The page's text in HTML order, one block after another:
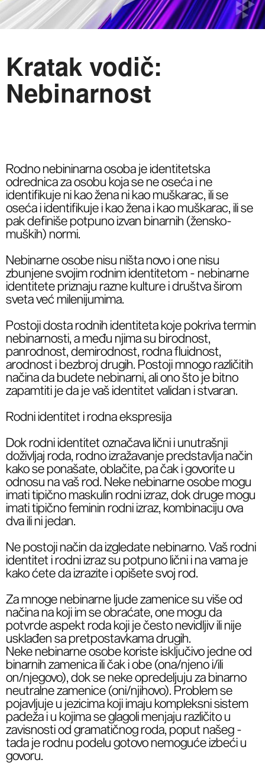
Kratak vodič:
Nebinarnost
Rodno nebininarna osoba je identitetska
odrednica za osobu koja se ne oseća i ne
identifikuje ni kao žena ni kao muškarac, ili se
oseća i identifikuje i kao žena i kao muškarac, ili se
pak definiše potpuno izvan binarnih (žensko-
muških) normi.
Nebinarne osobe nisu ništa novo i one nisu
zbunjene svojim rodnim identitetom - nebinarne
identitete priznaju razne kulture i društva širom
sveta već milenijumima.
Postoji dosta rodnih identiteta koje pokriva termin
nebinarnosti, a među njima su birodnost,
panrodnost, demirodnost, rodna fluidnost,
arodnost i bezbroj drugih. Postoji mnogo različitih
načina da budete nebinarni, ali ono što je bitno
zapamtiti je da je vaš identitet validan i stvaran.
Rodni identitet i rodna ekspresija
Dok rodni identitet označava lični i unutrašnji
doživljaj roda, rodno izražavanje predstavlja način
kako se ponašate, oblačite, pa čak i govorite u
odnosu na vaš rod. Neke nebinarne osobe mogu
imati tipično maskulin rodni izraz, dok druge mogu
imati tipično feminin rodni izraz, kombinaciju ova
dva ili ni jedan.
Ne postoji način da izgledate nebinarno. Vaš rodni
identitet i rodni izraz su potpuno lični i na vama je
kako ćete da izrazite i opišete svoj rod.
Za mnoge nebinarne ljude zamenice su više od
načina na koji im se obraćate, one mogu da
potvrde aspekt roda koji je često nevidljiv ili nije
usklađen sa pretpostavkama drugih.
Neke nebinarne osobe koriste isključivo jedne od
binarnih zamenica ili čak i obe (ona/njeno i/ili
on/njegovo), dok se neke opredeljuju za binarno
neutralne zamenice (oni/njihovo). Problem se
pojavljuje u jezicima koji imaju kompleksni sistem
padeža i u kojima se glagoli menjaju različito u
zavisnosti od gramatičnog roda, poput našeg -
tada je rodnu podelu gotovo nemoguće izbeći u
govoru.